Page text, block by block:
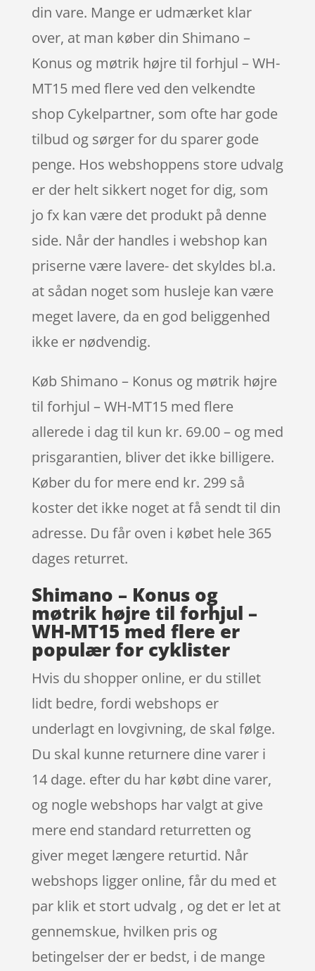
din vare. Mange er udmærket klar
over, at man køber din Shimano –
Konus og møtrik højre til forhjul – WH-
MT15 med flere ved den velkendte
shop Cykelpartner, som ofte har gode
tilbud og sørger for du sparer gode
penge. Hos webshoppens store udvalg
er der helt sikkert noget for dig, som
jo fx kan være det produkt på denne
side. Når der handles i webshop kan
priserne være lavere- det skyldes bl.a.
at sådan noget som husleje kan være
meget lavere, da en god beliggenhed
ikke er nødvendig.
Køb Shimano – Konus og møtrik højre
til forhjul – WH-MT15 med flere
allerede i dag til kun kr. 69.00 – og med
prisgarantien, bliver det ikke billigere.
Køber du for mere end kr. 299 så
koster det ikke noget at få sendt til din
adresse. Du får oven i købet hele 365
dages returret.
Shimano – Konus og
møtrik højre til forhjul –
WH-MT15 med flere er
populær for cyklister
Hvis du shopper online, er du stillet
lidt bedre, fordi webshops er
underlagt en lovgivning, de skal følge.
Du skal kunne returnere dine varer i
14 dage. efter du har købt dine varer,
og nogle webshops har valgt at give
mere end standard returretten og
giver meget længere returtid. Når
webshops ligger online, får du med et
par klik et stort udvalg , og det er let at
gennemskue, hvilken pris og
betingelser der er bedst, i de mange